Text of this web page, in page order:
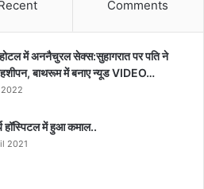
Comments
में अननैचुरल सेक्स:सुहागरात पर पति ने
बाथरूम में बनाए न्यूड VIDEO…
हॉस्पिटल में हुआ कमाल..
2021